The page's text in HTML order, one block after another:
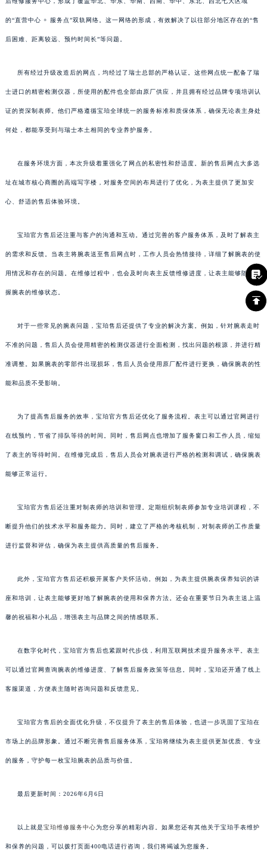
的“直营中心 + 服务点”双轨网络。这一网络的形成，有效解决了以往部分地区存在的“售
后困难、距离较远、预约时间长”等问题。
所有经过升级改造后的网点，均经过了瑞士总部的严格认证。这些网点统一配备了瑞
士进口的精密检测仪器，所使用的配件也全部由原厂供应，并且拥有经过品牌专项培训认
证的资深制表师。他们严格遵循宝珀全球统一的服务标准和质保体系，确保无论表主身处
何处，都能享受到与瑞士本土相同的专业养护服务。
在服务环境方面，本次升级着重强化了网点的私密性和舒适度。新的售后网点大多选
址在城市核心商圈的高端写字楼，对服务空间的布局进行了优化，为表主提供了更加安
心、舒适的售后体验环境。
宝珀官方售后还注重与客户的沟通和互动。通过完善的客户服务体系，及时了解表主
的需求和反馈。当表主将腕表送至售后网点时，工作人员会热情接待，详细了解腕表的使
用情况和存在的问题。在维修过程中，也会及时向表主反馈维修进度，让表主能够随时掌
握腕表的维修状态。
对于一些常见的腕表问题，宝珀售后还提供了专业的解决方案。例如，针对腕表走时
不准的问题，售后人员会使用精密的检测仪器进行全面检测，找出问题的根源，并进行精
准调整。如果腕表的零部件出现损坏，售后人员会使用原厂配件进行更换，确保腕表的性
能和品质不受影响。
为了提高售后服务的效率，宝珀官方售后还优化了服务流程。表主可以通过官网进行
在线预约，节省了排队等待的时间。同时，售后网点也增加了服务窗口和工作人员，缩短
了表主的等待时间。在维修完成后，售后人员会对腕表进行严格的检测和调试，确保腕表
能够正常运行。
宝珀官方售后还注重对制表师的培训和管理。定期组织制表师参加专业培训课程，不
断提升他们的技术水平和服务能力。同时，建立了严格的考核机制，对制表师的工作质量
进行监督和评估，确保为表主提供高质量的售后服务。
此外，宝珀官方售后还积极开展客户关怀活动。例如，为表主提供腕表保养知识的讲
座和培训，让表主能够更好地了解腕表的使用和保养方法。还会在重要节日为表主送上温
馨的祝福和小礼品，增强表主与品牌之间的情感联系。
在数字化时代，宝珀官方售后也紧跟时代步伐，利用互联网技术提升服务水平。表主
可以通过官网查询腕表的维修进度、了解售后服务政策等信息。同时，宝珀还开通了线上
客服渠道，方便表主随时咨询问题和反馈意见。
宝珀官方售后的全面优化升级，不仅提升了表主的售后体验，也进一步巩固了宝珀在
市场上的品牌形象。通过不断完善售后服务体系，宝珀将继续为表主提供更加优质、专业
的服务，守护每一枚宝珀腕表的品质与价值。
最后更新时间：2026年6月6日
以上就是宝珀维修服务中心为您分享的精彩内容。如果您还有其他关于宝珀手表维护
和保养的问题，可以拨打页面400电话进行咨询，我们将竭诚为您服务。